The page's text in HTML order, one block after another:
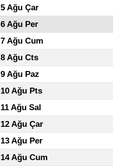
5 Ağu Çar
6 Ağu Per
7 Ağu Cum
8 Ağu Cts
9 Ağu Paz
10 Ağu Pts
11 Ağu Sal
12 Ağu Çar
13 Ağu Per
14 Ağu Cum